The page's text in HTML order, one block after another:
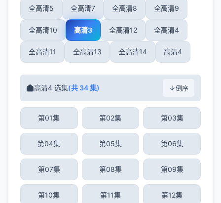
全高清5 全高清7 全高清8 全高清9
全高清10 高清3 全高清12 全高清4
全高清11 全高清13 全高清14 高清4
高清4 选集(共 34 集) 倒序
第01集 第02集 第03集
第04集 第05集 第06集
第07集 第08集 第09集
第10集 第11集 第12集